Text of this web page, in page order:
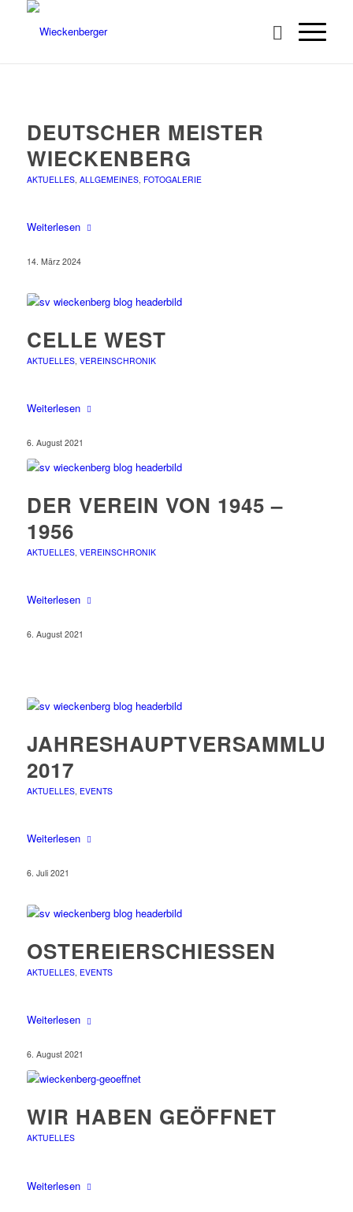
DEUTSCHER MEISTER
WIECKENBERG
AKTUELLES, ALLGEMEINES, FOTOGALERIE
Weiterlesen
14. März 2024
CELLE WEST
AKTUELLES, VEREINSCHRONIK
Weiterlesen
6. August 2021
DER VEREIN VON 1945 –
1956
AKTUELLES, VEREINSCHRONIK
Weiterlesen
6. August 2021
2017
AKTUELLES, EVENTS
Weiterlesen
6. Juli 2021
OSTEREIERSCHIESSEN
AKTUELLES, EVENTS
Weiterlesen
6. August 2021
WIR HABEN GEÖFFNET
AKTUELLES
Weiterlesen